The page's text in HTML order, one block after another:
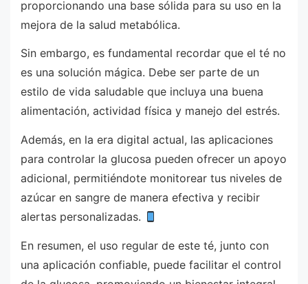
proporcionando una base sólida para su uso en la
mejora de la salud metabólica.
Sin embargo, es fundamental recordar que el té no
es una solución mágica. Debe ser parte de un
estilo de vida saludable que incluya una buena
alimentación, actividad física y manejo del estrés.
Además, en la era digital actual, las aplicaciones
para controlar la glucosa pueden ofrecer un apoyo
adicional, permitiéndote monitorear tus niveles de
azúcar en sangre de manera efectiva y recibir
alertas personalizadas.
En resumen, el uso regular de este té, junto con
una aplicación confiable, puede facilitar el control